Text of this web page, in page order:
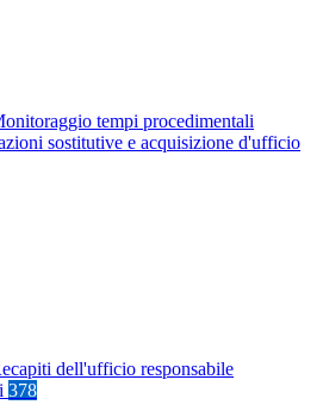
tempi procedimentali
sostitutive e acquisizione d'ufficio
dell'ufficio responsabile
378